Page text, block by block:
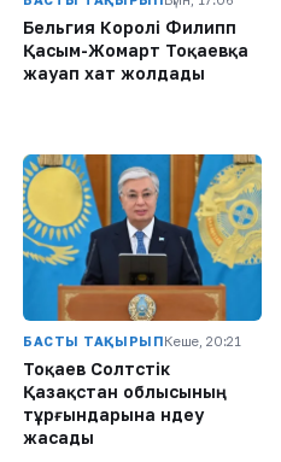
Бельгия Королі Филипп
Қасым-Жомарт Тоқаевқа
жауап хат жолдады
БАСТЫ ТАҚЫРЫПКеше, 20:21
Тоқаев Солтүстік
Қазақстан облысының
тұрғындарына үндеу
жасады